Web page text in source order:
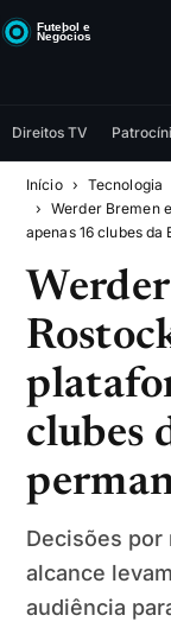
Direitos TV
Início
Tecnologia
Werder Bremen
apenas 16 clubes
clubes
Decisões por
alcance
audiência